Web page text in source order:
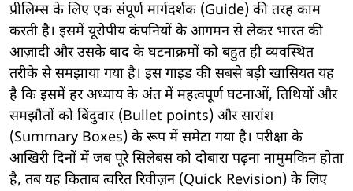
प्रीलिम्स के लिए एक संपूर्ण मार्गदर्शक (Guide) की तरह काम
करती है। इसमें यूरोपीय कंपनियों के आगमन से लेकर भारत की
आज़ादी और उसके बाद के घटनाक्रमों को बहुत ही व्यवस्थित
तरीके से समझाया गया है। इस गाइड की सबसे बड़ी खासियत यह
है कि इसमें हर अध्याय के अंत में महत्वपूर्ण घटनाओं, तिथियों और
समझौतों को बिंदुवार (Bullet points) और सारांश
(Summary Boxes) के रूप में समेटा गया है। परीक्षा के
आखिरी दिनों में जब पूरे सिलेबस को दोबारा पढ़ना नामुमकिन होता
है, तब यह किताब त्वरित रिवीज़न (Quick Revision) के लिए